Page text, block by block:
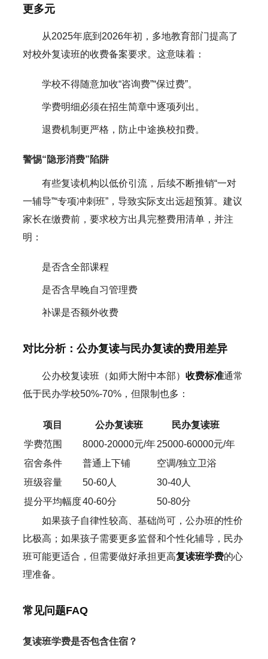
更多元
从2025年底到2026年初，多地教育部门提高了
对校外复读班的收费备案要求。这意味着：
学校不得随意加收“咨询费”“保过费”。
学费明细必须在招生简章中逐项列出。
退费机制更严格，防止中途换校扣费。
警惕“隐形消费”陷阱
有些复读机构以低价引流，后续不断推销“一对
一辅导”“专项冲刺班”，导致实际支出远超预算。建议
家长在缴费前，要求校方出具完整费用清单，并注
明：
是否含全部课程
是否含早晚自习管理费
补课是否额外收费
对比分析：公办复读与民办复读的费用差异
公办校复读班（如师大附中本部） 收费标准通常
低于民办学校50%-70%，但限制也多：
项目 公办复读班
民办复读班
学费范围
8000-20000元/年25000-60000元/年
宿舍条件
普通上下铺
空调/独立卫浴
班级容量
50-60人
30-40人
提分平均幅度40-60分
50-80分
如果孩子自律性较高、基础尚可，公办班的性价
比极高；如果孩子需要更多监督和个性化辅导，民办
班可能更适合，但需要做好承担更高复读班学费的心
理准备。
常见问题FAQ
复读班学费是否包含住宿？